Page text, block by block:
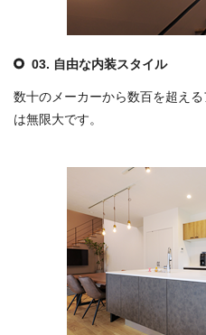
03. 自由な内装スタイル
数十のメーカーから数百を超え
は無限大です。